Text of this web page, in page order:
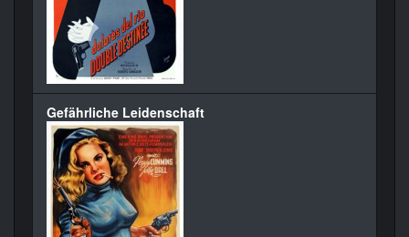
Gefährliche Leidenschaft